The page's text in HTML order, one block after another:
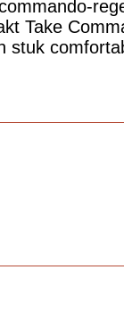
Take
stuk